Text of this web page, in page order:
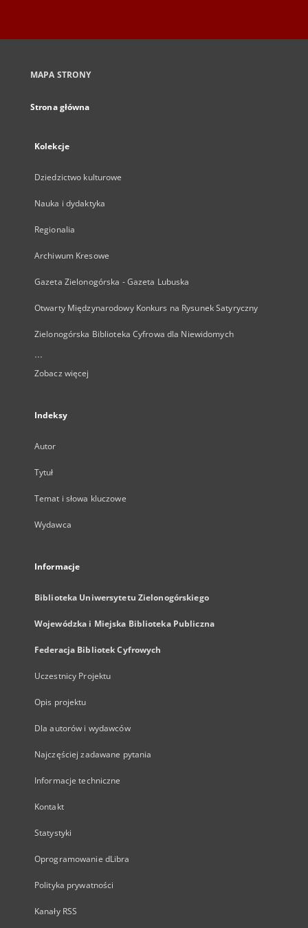
MAPA STRONY
Strona główna
Kolekcje
Dziedzictwo kulturowe
Nauka i dydaktyka
Regionalia
Archiwum Kresowe
Gazeta Zielonogórska - Gazeta Lubuska
Otwarty Międzynarodowy Konkurs na Rysunek Satyryczny
Zielonogórska Biblioteka Cyfrowa dla Niewidomych
...
Zobacz więcej
Indeksy
Autor
Tytuł
Temat i słowa kluczowe
Wydawca
Informacje
Biblioteka Uniwersytetu Zielonogórskiego
Wojewódzka i Miejska Biblioteka Publiczna
Federacja Bibliotek Cyfrowych
Uczestnicy Projektu
Opis projektu
Dla autorów i wydawców
Najczęściej zadawane pytania
Informacje techniczne
Kontakt
Statystyki
Oprogramowanie dLibra
Polityka prywatności
Kanały RSS